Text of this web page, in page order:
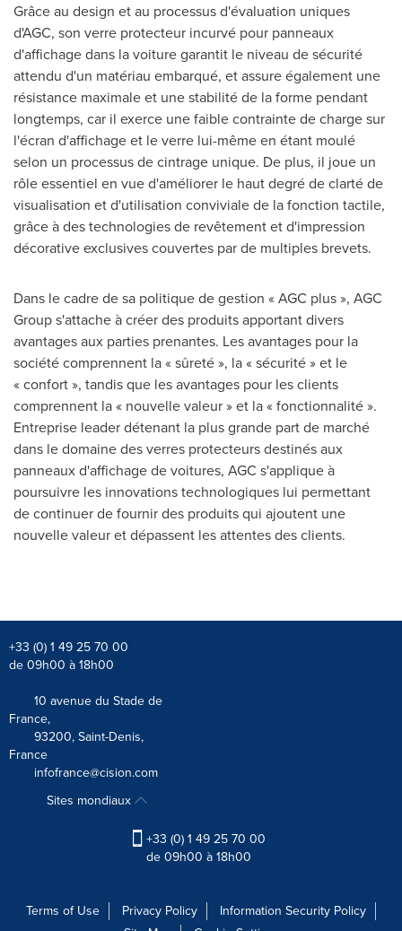
Grâce au design et au processus d'évaluation uniques
d'AGC, son verre protecteur incurvé pour panneaux
d'affichage dans la voiture garantit le niveau de sécurité
attendu d'un matériau embarqué, et assure également une
résistance maximale et une stabilité de la forme pendant
longtemps, car il exerce une faible contrainte de charge sur
l'écran d'affichage et le verre lui-même en étant moulé
selon un processus de cintrage unique. De plus, il joue un
rôle essentiel en vue d'améliorer le haut degré de clarté de
visualisation et d'utilisation conviviale de la fonction tactile,
grâce à des technologies de revêtement et d'impression
décorative exclusives couvertes par de multiples brevets.
Dans le cadre de sa politique de gestion « AGC plus », AGC
Group s'attache à créer des produits apportant divers
avantages aux parties prenantes. Les avantages pour la
société comprennent la « sûreté », la « sécurité » et le
« confort », tandis que les avantages pour les clients
comprennent la « nouvelle valeur » et la « fonctionnalité ».
Entreprise leader détenant la plus grande part de marché
dans le domaine des verres protecteurs destinés aux
panneaux d'affichage de voitures, AGC s'applique à
poursuivre les innovations technologiques lui permettant
de continuer de fournir des produits qui ajoutent une
nouvelle valeur et dépassent les attentes des clients.
+33 (0) 1 49 25 70 00
de 09h00 à 18h00
10 avenue du Stade de
France,
93200, Saint-Denis,
France
infofrance@cision.com
Sites mondiaux
+33 (0) 1 49 25 70 00
de 09h00 à 18h00
Terms of Use Privacy Policy
Information Security Policy